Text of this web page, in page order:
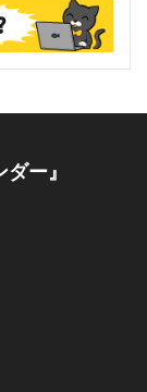
ー』